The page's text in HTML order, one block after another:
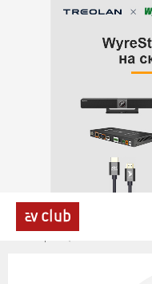
Эксперты